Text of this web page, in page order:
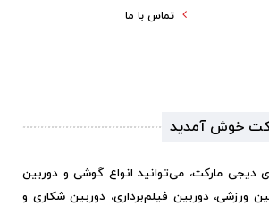
تماس با ما
خوش آمدید
دیجی مارکت، می‌توانید انواع گوشی و دوربین
ورزشی، دوربین فیلم‌برداری، دوربین شکاری و